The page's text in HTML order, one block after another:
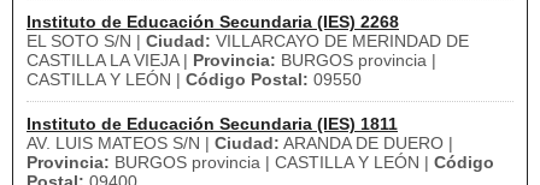
Instituto de Educación Secundaria (IES) 2268
EL SOTO S/N | Ciudad: VILLARCAYO DE MERINDAD DE
CASTILLA LA VIEJA | Provincia: BURGOS provincia |
CASTILLA Y LEÓN | Código Postal: 09550
Instituto de Educación Secundaria (IES) 1811
AV. LUIS MATEOS S/N | Ciudad: ARANDA DE DUERO |
Provincia: BURGOS provincia | CASTILLA Y LEÓN | Código